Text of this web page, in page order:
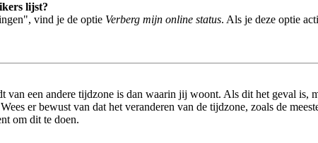
lijst?
vind je de optie Verberg mijn online status. Als je deze optie
een andere tijdzone is dan waarin jij woont. Als dit het geval is,
er bewust van dat het veranderen van de tijdzone, zoals de
om dit te doen.